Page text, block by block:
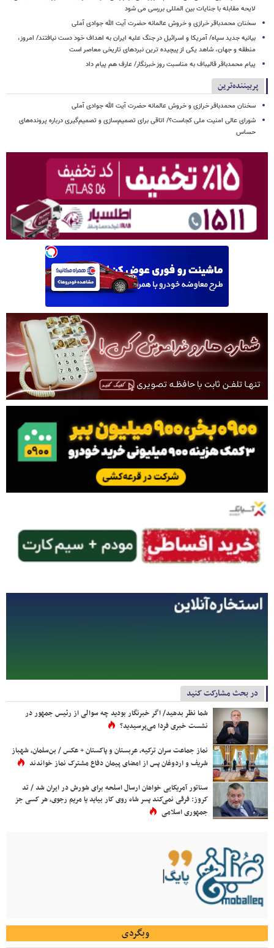
لایحه مقابله با جنایات بین المللی بررسی می شود
سخنان محمدباقر خرازی و خروش عالمانه حضرت آیت الله جوادی آملی
بیانیه جدید سپاه/ آمریکا و اسرائیل در جنگ علیه ایران به اهداف خود دست نیافتند/ امروز،
منطقه و جهان، شاهد یکی از پیچیده ترین نبردهای تاریخی معاصر است
پیام محمدباقر قالیباف به مناسبت روز خبرنگار/ عارف هم پیام داد
پربیننده‌ترین
سخنان محمدباقر خرازی و خروش عالمانه حضرت آیت الله جوادی آملی
شورای عالی امنیت ملی کجاست؟/ اتاقی برای تصمیم‌سازی و تصمیم‌گیری درباره پرونده‌های
حساس
در بحث مشارکت کنید
شما نظر بدهید/ اگر خبرنگار بودید چه سوالی از رئیس جمهور در
نشست خبری فردا می‌پرسیدید؟
نماز جماعت سران ترکیه، عربستان و پاکستان + عکس / بن‌سلمان، شهباز
شریف و اردوغان پس از امضای پیمان دفاع مشترک نماز خواندند
سناتور آمریکایی خواهان ارسال اسلحه برای شورش در ایران شد / تد
کروز: فرقی نمی‌کند پسر شاه روی کار بیاید یا مریم رجوی، هر کسی جز
جمهوری اسلامی
وبگردی